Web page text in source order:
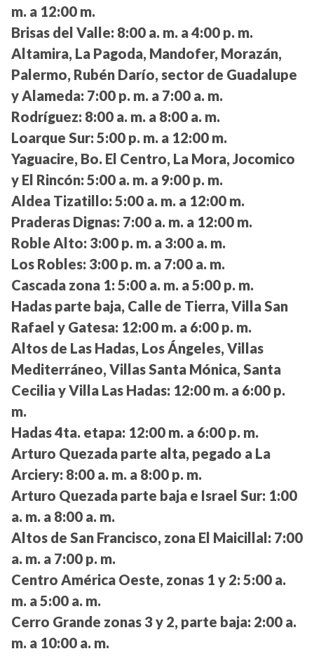
m. a 12:00 m.
Brisas del Valle: 8:00 a. m. a 4:00 p. m.
Altamira, La Pagoda, Mandofer, Morazán,
Palermo, Rubén Darío, sector de Guadalupe
y Alameda: 7:00 p. m. a 7:00 a. m.
Rodríguez: 8:00 a. m. a 8:00 a. m.
Loarque Sur: 5:00 p. m. a 12:00 m.
Yaguacire, Bo. El Centro, La Mora, Jocomico
y El Rincón: 5:00 a. m. a 9:00 p. m.
Aldea Tizatillo: 5:00 a. m. a 12:00 m.
Praderas Dignas: 7:00 a. m. a 12:00 m.
Roble Alto: 3:00 p. m. a 3:00 a. m.
Los Robles: 3:00 p. m. a 7:00 a. m.
Cascada zona 1: 5:00 a. m. a 5:00 p. m.
Hadas parte baja, Calle de Tierra, Villa San
Rafael y Gatesa: 12:00 m. a 6:00 p. m.
Altos de Las Hadas, Los Ángeles, Villas
Mediterráneo, Villas Santa Mónica, Santa
Cecilia y Villa Las Hadas: 12:00 m. a 6:00 p.
m.
Hadas 4ta. etapa: 12:00 m. a 6:00 p. m.
Arturo Quezada parte alta, pegado a La
Arciery: 8:00 a. m. a 8:00 p. m.
Arturo Quezada parte baja e Israel Sur: 1:00
a. m. a 8:00 a. m.
Altos de San Francisco, zona El Maicillal: 7:00
a. m. a 7:00 p. m.
Centro América Oeste, zonas 1 y 2: 5:00 a.
m. a 5:00 a. m.
Cerro Grande zonas 3 y 2, parte baja: 2:00 a.
m. a 10:00 a. m.